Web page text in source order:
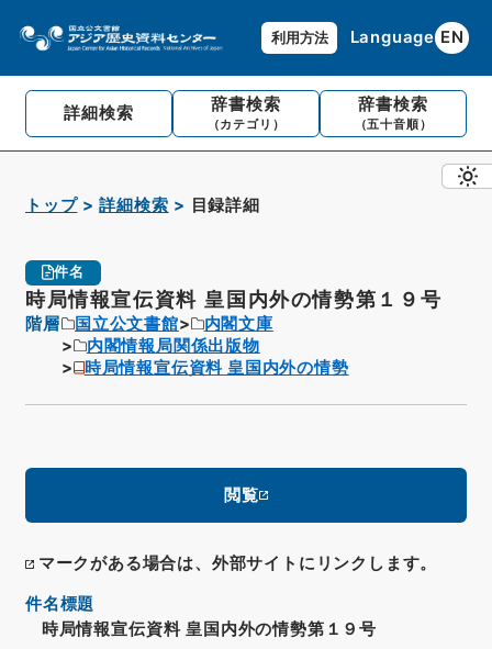
利用方法 Language EN
詳細検索 辞書検索
（カテゴリ）
辞書検索
（五十音順）
トップ 詳細検索 目録詳細
件名
時局情報宣伝資料 皇国内外の情勢第１９号
階層 国立公文書館
内閣文庫
内閣情報局関係出版物
時局情報宣伝資料 皇国内外の情勢
閲覧
マークがある場合は、外部サイトにリンクします。
件名標題
時局情報宣伝資料 皇国内外の情勢第１９号